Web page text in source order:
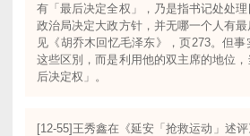
有「最后决定全权」，乃是指书记处处理
政治局决定大政方针，并无哪一个人有
见《胡乔木回忆毛泽东》，页273。但
这些区別，而是利用他的双主席的地位
后决定权」。
[12-55]王秀鑫在《延安「抢救运动」述